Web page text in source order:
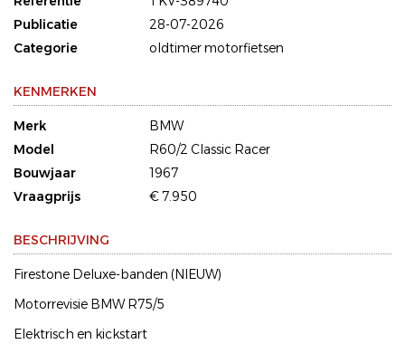
Publicatie
28-07-2026
Categorie
oldtimer motorfietsen
KENMERKEN
Merk
BMW
Model
R60/2 Classic Racer
Bouwjaar
1967
Vraagprijs
€ 7.950
BESCHRIJVING
Firestone Deluxe-banden (NIEUW)
Motorrevisie BMW R75/5
Elektrisch en kickstart